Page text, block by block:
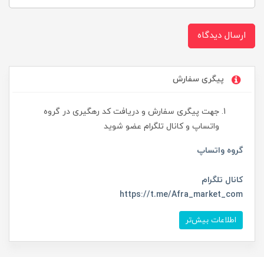
ارسال دیدگاه
پیگری سفارش
جهت پیگری سفارش و دریافت کد رهگیری در گروه
واتساپ و کانال تلگرام عضو شوید
گروه واتساپ
کانال تلگرام
https://t.me/Afra_market_com
اطلاعات بیش‌تر